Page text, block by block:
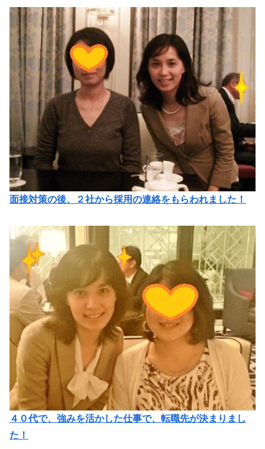
面接対策の後、２社から採用の連絡をもらわれました！
４０代で、強みを活かした仕事で、転職先が決まりまし
た！